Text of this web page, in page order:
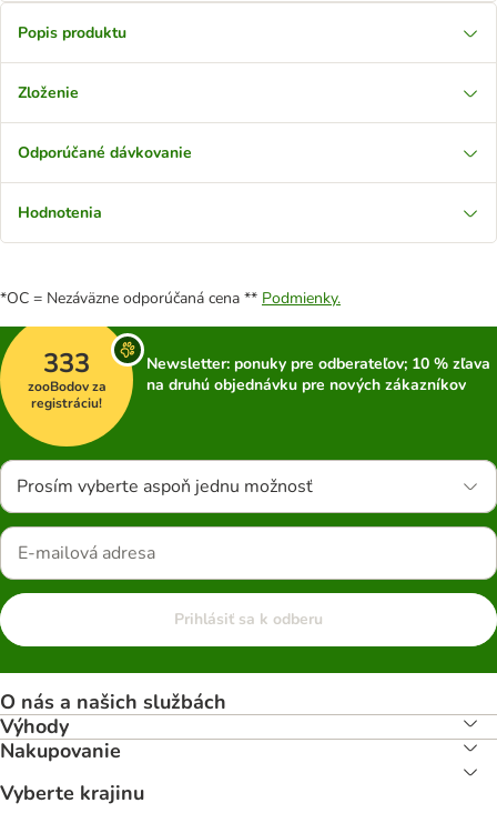
Popis produktu
Zloženie
Odporúčané dávkovanie
Hodnotenia
*OC = Nezáväzne odporúčaná cena ** Podmienky.
333
zooBodov za
registráciu!
Newsletter: ponuky pre odberateľov; 10 % zľava
na druhú objednávku pre nových zákazníkov
Prosím vyberte aspoň jednu možnosť
Prihlásiť sa k odberu
O nás a našich službách
Výhody
Nakupovanie
Vyberte krajinu